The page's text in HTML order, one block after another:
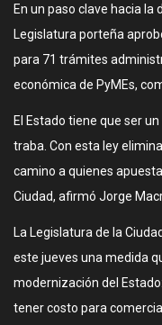
En un paso clave hacia
Legislatura porteña
para 71 trámites
económica de PyMEs,
El Estado tiene que ser
traba. Con esta ley
camino a quienes
Ciudad, afirmó Jorge
La Legislatura de la
este jueves una medida
modernización del
tener costo para